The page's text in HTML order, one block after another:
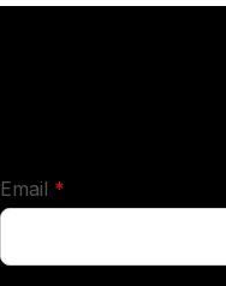
Email *required